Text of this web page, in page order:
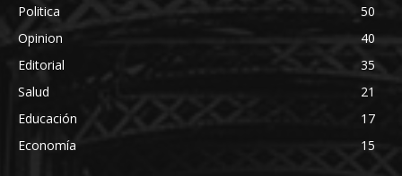
Politica
50
Opinion
40
Editorial
35
Salud
21
Educación
17
Economía
15